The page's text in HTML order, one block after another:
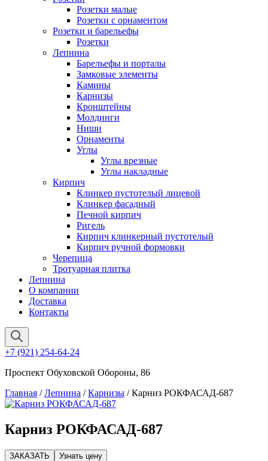
Розетки малые
Розетки с орнаментом
Розетки и барельефы
Розетки
Лепнина
Барельефы и порталы
Замковые элементы
Камины
Карнизы
Кронштейны
Молдинги
Ниши
Орнаменты
Углы
Углы врезные
Углы накладные
Кирпич
Клинкер пустотелый лицевой
Клинкер фасадный
Печной кирпич
Ригель
Кирпич клинкерный пустотелый
Кирпич ручной формовки
Черепица
Тротуарная плитка
Лепнина
О компании
Доставка
Контакты
+7 (921) 254-64-24
Проспект Обуховской Обороны, 86
Главная /Лепнина /Карнизы / Карниз РОКФАСАД-687
Карниз РОКФАСАД-687
ЗАКАЗАТЬ Узнать цену